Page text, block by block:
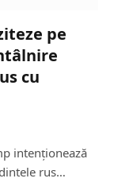
pe
cu
intenționează
rus…